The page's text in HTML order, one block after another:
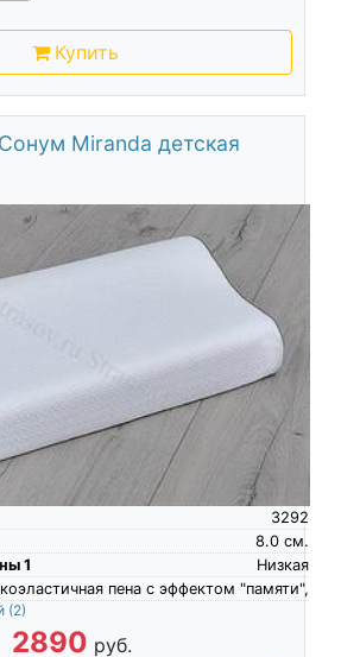
Купить
Miranda детская
3292
см.
8.0
1
Низкая
пена c эффектом "памяти",
(2)
2890 руб.